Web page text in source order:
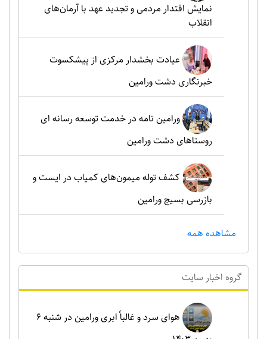
نمایش اقتدار مردمی و تجدید عهد با آرمان‌های
انقلاب
عیادت بخشدار مرکزی از پیشکسوت
خبرنگاری دشت ورامین
ورامین نامه در خدمت توسعه رسانه ای
روستاهای دشت ورامین
کشف توله میمون‌های کمیاب در ایست و
بازرسی بسیج ورامین
مشاهده همه
گروه اخبار سايت
هوای سرد و غالباً ابری ورامین در شنبه ۶